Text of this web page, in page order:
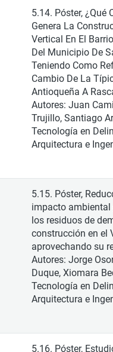
5.14. Póster, ¿Qué
Genera La
Vertical En El
Del Municipio De
Teniendo Como
Cambio De La
Antioqueña A
Autores: Juan
Trujillo, Santiago
Tecnología en
Arquitectura e
5.15. Póster,
impacto ambiental
los residuos de
construcción en el
aprovechando su
Autores: Jorge
Duque, Xiomara
Tecnología en
Arquitectura e
5.16. Póster,